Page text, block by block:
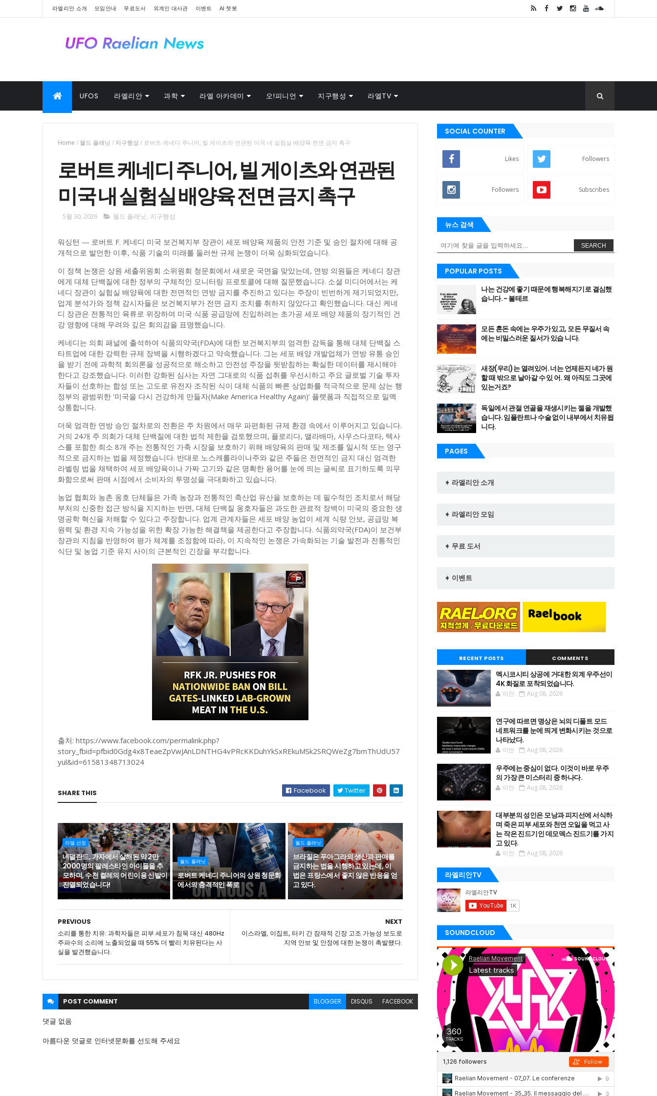
라엘리안 소개 모임안내 무료도서 외계인 대사관 이벤트 AI 챗봇
UFOS 라엘리안 과학 라엘 아카데미 오!피니언 지구행성 라엘TV
Home / 월드 플래닛 / 지구행성 / 로버트 케네디 주니어, 빌 게이츠와 연관된 미국 내 실험실 배양육 전면 금지 촉구
로버트 케네디 주니어, 빌 게이츠와 연관된
미국 내 실험실 배양육 전면 금지 촉구
5월 30, 2026 월드 플래닛, 지구행성
워싱턴 — 로버트 F. 케네디 미국 보건복지부 장관이 세포 배양육 제품의 안전 기준 및 승인 절차에 대해 공
개적으로 발언한 이후, 식품 기술의 미래를 둘러싼 규제 논쟁이 더욱 심화되었습니다.
이 정책 논쟁은 상원 세출위원회 소위원회 청문회에서 새로운 국면을 맞았는데, 연방 의원들은 케네디 장관
에게 대체 단백질에 대한 정부의 구체적인 모니터링 프로토콜에 대해 질문했습니다. 소셜 미디어에서는 케
네디 장관이 실험실 배양육에 대한 전면적인 연방 금지를 추진하고 있다는 주장이 빈번하게 제기되었지만,
업계 분석가와 정책 감시자들은 보건복지부가 전면 금지 조치를 취하지 않았다고 확인했습니다. 대신 케네
디 장관은 전통적인 육류로 위장하여 미국 식품 공급망에 진입하려는 초가공 세포 배양 제품의 장기적인 건
강 영향에 대해 우려와 깊은 회의감을 표명했습니다.
케네디는 의회 패널에 출석하여 식품의약국(FDA)에 대한 보건복지부의 엄격한 감독을 통해 대체 단백질 스
타트업에 대한 강력한 규제 장벽을 시행하겠다고 약속했습니다. 그는 세포 배양 개발업체가 연방 유통 승인
을 받기 전에 과학적 회의론을 성공적으로 해소하고 안전성 주장을 뒷받침하는 확실한 데이터를 제시해야
한다고 강조했습니다. 이러한 강화된 심사는 자연 그대로의 식품 섭취를 우선시하고 주요 글로벌 기술 투자
자들이 선호하는 합성 또는 고도로 유전자 조작된 식이 대체 식품의 빠른 상업화를 적극적으로 문제 삼는 행
정부의 광범위한 '미국을 다시 건강하게 만들자(Make America Healthy Again)' 플랫폼과 직접적으로 일맥
상통합니다.
더욱 엄격한 연방 승인 절차로의 전환은 주 차원에서 매우 파편화된 규제 환경 속에서 이루어지고 있습니다.
거의 24개 주 의회가 대체 단백질에 대한 법적 제한을 검토했으며, 플로리다, 앨라배마, 사우스다코타, 텍사
스를 포함한 최소 8개 주는 전통적인 가축 시장을 보호하기 위해 배양육의 판매 및 제조를 일시적 또는 영구
적으로 금지하는 법을 제정했습니다. 반대로 노스캐롤라이나주와 같은 주들은 전면적인 금지 대신 엄격한
라벨링 법을 채택하여 세포 배양육이나 가짜 고기와 같은 명확한 용어를 눈에 띄는 글씨로 표기하도록 의무
화함으로써 판매 시점에서 소비자의 투명성을 극대화하고 있습니다.
농업 협회와 농촌 옹호 단체들은 가족 농장과 전통적인 축산업 유산을 보호하는 데 필수적인 조치로서 해당
부처의 신중한 접근 방식을 지지하는 반면, 대체 단백질 옹호자들은 과도한 관료적 장벽이 미국의 중요한 생
명공학 혁신을 저해할 수 있다고 주장합니다. 업계 관계자들은 세포 배양 농업이 세계 식량 안보, 공급망 복
원력 및 환경 지속 가능성을 위한 확장 가능한 해결책을 제공한다고 주장합니다. 식품의약국(FDA)이 보건부
장관의 지침을 반영하여 평가 체계를 조정함에 따라, 이 지속적인 논쟁은 가속화되는 기술 발전과 전통적인
식단 및 농업 기준 유지 사이의 근본적인 긴장을 부각합니다.
출처: https://www.facebook.com/permalink.php?
story_fbid=pfbid0Gdg4x8TeaeZpVwJAnLDNTHG4vPRcKKDuhYkSxREkuMSk2SRQWeZg7bmThUdU57
yul&id=61581348713024
SHARE THIS Facebook Twitter
라엘 선정
네덜란드, 가자에서 살해된 약 2만
2000명의 팔레스타인 아이들을 추
모하며, 수천 켤레의 어린이용 신발이
진열되었습니다!
월드 플래닛
로버트 케네디 주니어의 상원 청문회
에서의 충격적인 폭로
월드 플래닛
브라질은 푸아그라의 생산과 판매를
금지하는 법을 시행하고 있는데, 이
법은 프랑스에서 좋지 않은 반응을 얻
고 있다.
NEXT
이스라엘, 이집트, 터키 간 잠재적 긴장 고조 가능성 보도로
지역 안보 및 안정에 대한 논쟁이 촉발됐다.
PREVIOUS
소리를 통한 치유: 과학자들은 피부 세포가 침묵 대신 480Hz
주파수의 소리에 노출되었을 때 55% 더 빨리 치유된다는 사
실을 발견했습니다.
POST COMMENT BLOGGER DISQUS FACEBOOK
댓글 없음
아름다운 덧글로 인터넷문화를 선도해 주세요
SOCIAL COUNTER
Likes Followers
Followers Subscribes
뉴스 검색
SEARCH
POPULAR POSTS
나는 건강에 좋기 때문에 행복해지기로 결심했
습니다. - 볼테르
모든 혼돈 속에는 우주가 있고, 모든 무질서 속
에는 비밀스러운 질서가 있습 니다.
새장(우리)는 열려있어. 너는 언제든지 네가 원
할 때 밖으로 날아갈 수 있 어. 왜 아직도 그곳에
있는거죠?
독일에서 관절 연골을 재생시키는 젤을 개발했
습니다. 임플란트나 수술 없이 내부에서 치유됩
니다.
PAGES
➧ 라엘리안 소개
➧ 라엘리안 모임
➧ 무료 도서
➧ 이벤트
RECENT POSTS COMMENTS
멕시코시티 상공에 거대한 외계 우주선이
4K 화질로 포착되었습니다.
이안 Aug 08, 2026
연구에 따르면 명상은 뇌의 디폴트 모드
네트워크를 눈에 띄게 변화시키는 것으로
나타났다.
이안 Aug 08, 2026
우주에는 중심이 없다. 이것이 바로 우주
의 가장 큰 미스터리 중 하나다.
이안 Aug 08, 2026
대부분의 성인은 모낭과 피지선에 서식하
며 죽은 피부 세포와 천연 오일을 먹고 사
는 작은 진드기인 데모덱스 진드기를 가지
고 있다.
이안 Aug 08, 2026
라엘리안TV
SOUNDCLOUD